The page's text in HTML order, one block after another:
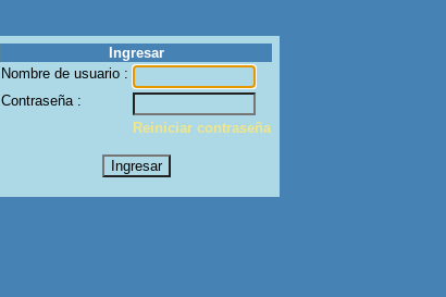
Ingresar
Nombre de usuario :
Contraseña :
Reiniciar contraseña